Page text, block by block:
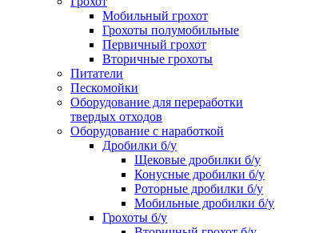
Мобильный грохот
Грохоты полумобильные
Первичный грохот
Вторичные грохоты
Питатели
Пескомойки
Оборудование для переработки
твердых отходов
Оборудование с наработкой
Дробилки б/у
Щековые дробилки б/у
Конусные дробилки б/у
Роторные дробилки б/у
Мобильные дробилки б/у
Грохоты б/у